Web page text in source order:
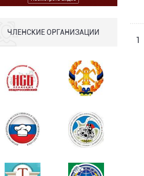
ЧЛЕНСКИЕ ОРГАНИЗАЦИИ
1